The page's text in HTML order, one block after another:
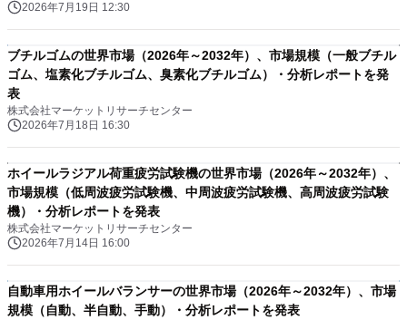
2026年7月19日 12:30
ブチルゴムの世界市場（2026年～2032年）、市場規模（一般ブチル
ゴム、塩素化ブチルゴム、臭素化ブチルゴム）・分析レポートを発
表
株式会社マーケットリサーチセンター
2026年7月18日 16:30
ホイールラジアル荷重疲労試験機の世界市場（2026年～2032年）、
市場規模（低周波疲労試験機、中周波疲労試験機、高周波疲労試験
機）・分析レポートを発表
株式会社マーケットリサーチセンター
2026年7月14日 16:00
自動車用ホイールバランサーの世界市場（2026年～2032年）、市場
規模（自動、半自動、手動）・分析レポートを発表